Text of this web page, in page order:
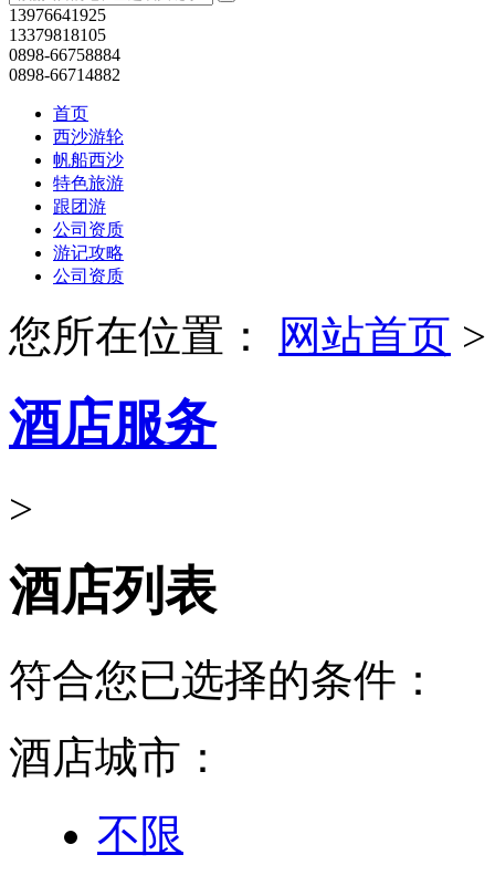
13976641925
13379818105
0898-66758884
0898-66714882
首页
西沙游轮
帆船西沙
特色旅游
跟团游
公司资质
游记攻略
公司资质
您所在位置： 网站首页 >
酒店服务
>
酒店列表
符合您已选择的条件：
酒店城市：
不限